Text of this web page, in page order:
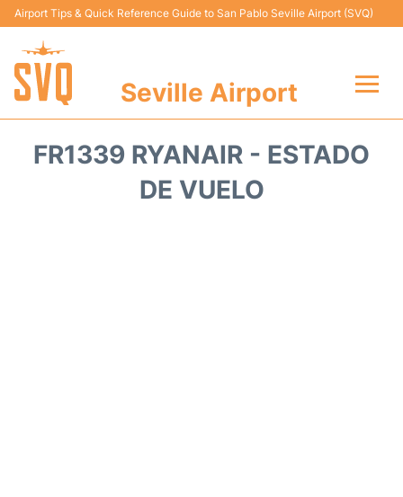
Airport Tips & Quick Reference Guide to San Pablo Seville Airport (SVQ)
Seville Airport
FR1339 RYANAIR - ESTADO
DE VUELO